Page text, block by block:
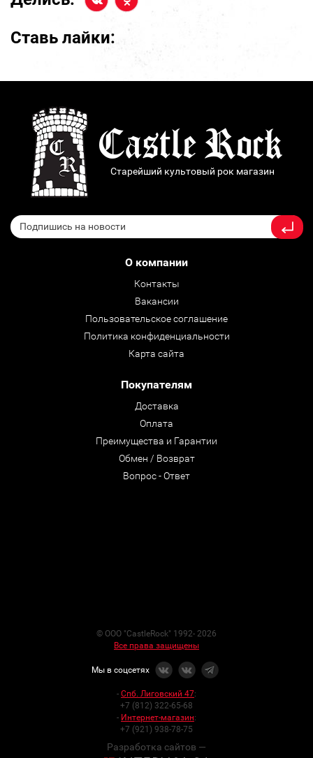
Ставь лайки:
Старейший культовый рок магазин
О компании
Контакты
Вакансии
Пользовательское соглашение
Политика конфиденциальности
Карта сайта
Покупателям
Доставка
Оплата
Преимущества и Гарантии
Обмен / Возврат
Вопрос - Ответ
© ООО "CastleRock" 1992- 2026
Все права защищены
Мы в соцсетях
- Спб. Лиговский 47:
+7 (812) 322-65-68
- Интернет-магазин:
+7 (921) 938-78-75
Разработка сайтов —